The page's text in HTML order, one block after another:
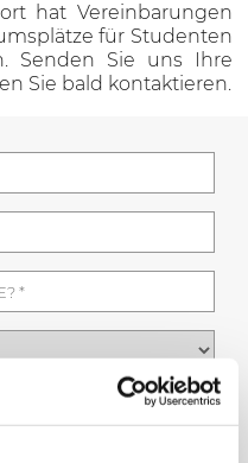
hat Vereinbarungen
für Studenten
Senden Sie uns Ihre
Sie bald kontaktieren.